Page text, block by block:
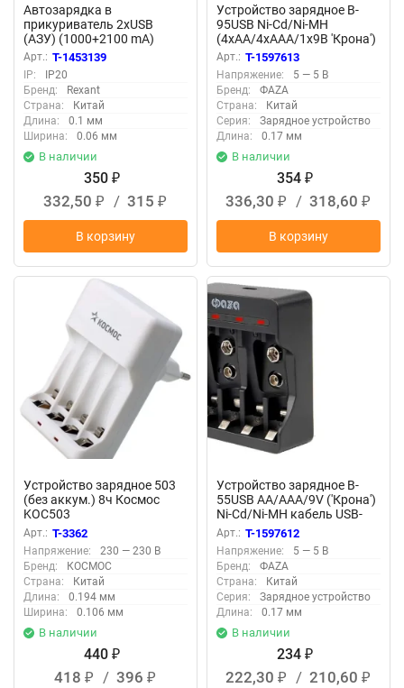
Автозарядка в
прикуриватель 2хUSB
(АЗУ) (1000+2100 mA)
Rexant 18-1199
Арт.: T-1453139
IP:
IP20
Бренд:
Rexant
Страна:
Китай
Длина:
0.1 мм
Ширина:
0.06 мм
В наличии
350 ₽
332,50 ₽ / 315 ₽
В корзину
Устройство зарядное B-
95USB Ni-Cd/Ni-MH
(4хAA/4хAAA/1х9В 'Крона')
индикатор зарядки
питание от USB кабель
MicroUSB-USB в компл.
ФАZА 5038899
Арт.: T-1597613
Напряжение:
5 — 5 В
Бренд:
ФАZА
Страна:
Китай
Серия:
Зарядное устройство
Длина:
0.17 мм
В наличии
354 ₽
336,30 ₽ / 318,60 ₽
В корзину
Устройство зарядное 503
(без аккум.) 8ч Космос
KOC503
Арт.: T-3362
Напряжение:
230 — 230 В
Бренд:
КОСМОС
Страна:
Китай
Длина:
0.194 мм
Ширина:
0.106 мм
В наличии
440 ₽
418 ₽ / 396 ₽
Устройство зарядное B-
55USB AA/AAA/9V ('Крона')
Ni-Cd/Ni-MH кабель USB-
MicroUSB в компл. ФАZА
5038868
Арт.: T-1597612
Напряжение:
5 — 5 В
Бренд:
ФАZА
Страна:
Китай
Серия:
Зарядное устройство
Длина:
0.17 мм
В наличии
234 ₽
222,30 ₽ / 210,60 ₽